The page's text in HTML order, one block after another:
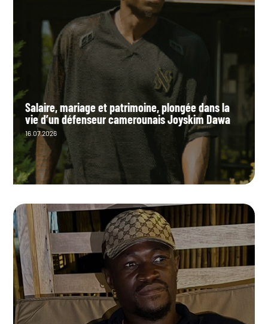
Salaire, mariage et patrimoine, plongée dans la
vie d’un défenseur camerounais Joyskim Dawa
16.07.2026